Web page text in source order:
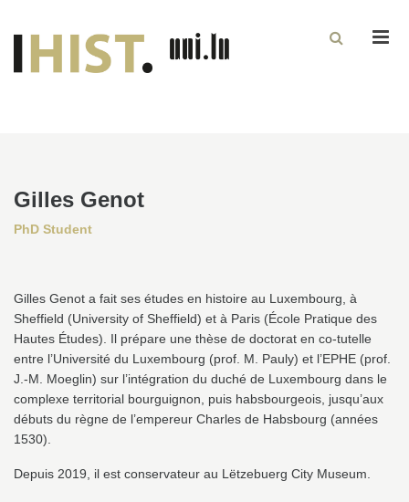
Gilles Genot
PhD Student
Gilles Genot a fait ses études en histoire au Luxembourg, à
Sheffield (University of Sheffield) et à Paris (École Pratique des
Hautes Études). Il prépare une thèse de doctorat en co-tutelle
entre l’Université du Luxembourg (prof. M. Pauly) et l’EPHE (prof.
J.-M. Moeglin) sur l’intégration du duché de Luxembourg dans le
complexe territorial bourguignon, puis habsbourgeois, jusqu’aux
débuts du règne de l’empereur Charles de Habsbourg (années
1530).
Depuis 2019, il est conservateur au Lëtzebuerg City Museum.